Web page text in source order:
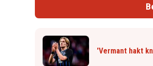
'Vermant hakt